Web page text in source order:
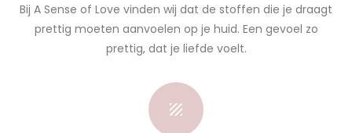
Bij A Sense of Love vinden wij dat de stoffen die je draagt
prettig moeten aanvoelen op je huid. Een gevoel zo
prettig, dat je liefde voelt.